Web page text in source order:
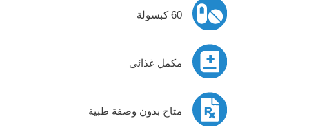
60 كبسولة
مكمل غذائي
متاح بدون وصفة طبية